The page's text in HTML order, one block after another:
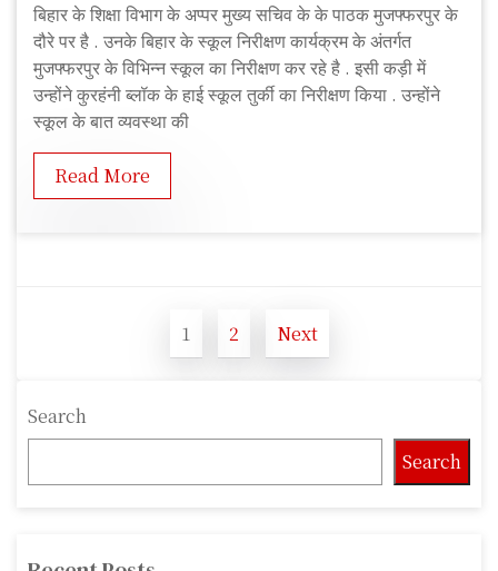
S
f
e
e
d
बिहार के शिक्षा विभाग के अप्पर मुख्य सचिव के के पाठक मुजफ्फरपुर के
दौरे पर है . उनके बिहार के स्कूल निरीक्षण कार्यक्रम के अंतर्गत
मुजफ्फरपुर के विभिन्न स्कूल का निरीक्षण कर रहे है . इसी कड़ी में
उन्होंने कुरहंनी ब्लॉक के हाई स्कूल तुर्की का निरीक्षण किया . उन्होंने
स्कूल के बात व्यवस्था की
Read More
s
a
1 2 Next
Search
Search